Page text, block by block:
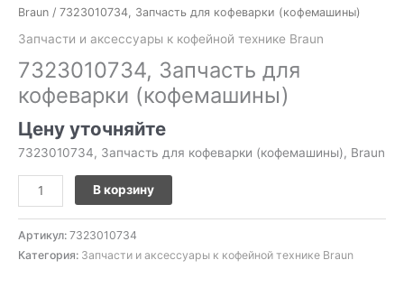
Braun / 7323010734, Запчасть для кофеварки (кофемашины)
Запчасти и аксессуары к кофейной технике Braun
7323010734, Запчасть для
кофеварки (кофемашины)
Цену уточняйте
7323010734, Запчасть для кофеварки (кофемашины), Braun
В корзину
Артикул: 7323010734
Категория: Запчасти и аксессуары к кофейной технике Braun